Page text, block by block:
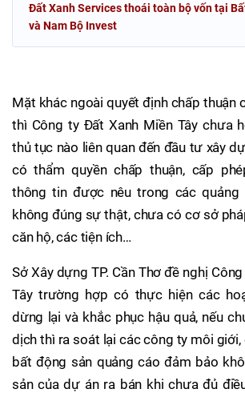
Đất Xanh Services thoái toàn bộ vốn tại
và Nam Bộ Invest
Mặt khác ngoài quyết định chấp thuận
thì Công ty Đất Xanh Miền Tây chưa
thủ tục nào liên quan đến đầu tư xây
có thẩm quyền chấp thuận, cấp
thông tin được nêu trong các quảng
không đúng sự thật, chưa có cơ sở
căn hộ, các tiện ích…
Sở Xây dựng TP. Cần Thơ đề nghị
Tây trường hợp có thực hiện các
dừng lại và khắc phục hậu quả, nếu
dịch thì ra soát lại các công ty môi
bất động sản quảng cáo đảm bảo
sản của dự án ra bán khi chưa đủ